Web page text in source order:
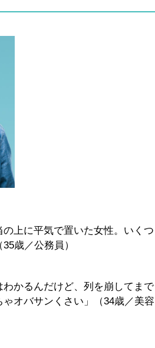
上に平気で置いた女性。いくつ
歳／公務員）
かるんだけど、列を崩してまで
オバサンくさい」（34歳／美容